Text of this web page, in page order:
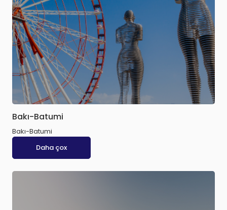
Bakı-Batumi
Bakı-Batumi
Daha çox